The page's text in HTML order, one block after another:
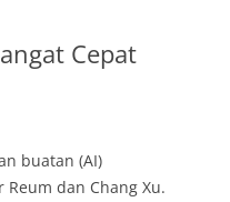
Cepat
buatan (AI)
dan Chang Xu.